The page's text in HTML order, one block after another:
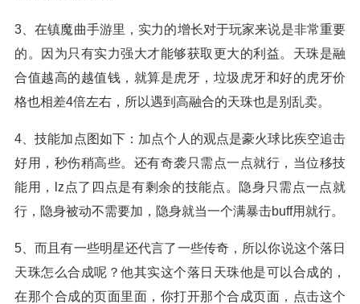
3、在镇魔曲手游里，实力的增长对于玩家来说是非常重要
的。因为只有实力强大才能够获取更大的利益。天珠是融
合值越高的越值钱，就算是虎牙，垃圾虎牙和好的虎牙价
格也相差4倍左右，所以遇到高融合的天珠也是别乱卖。
4、技能加点图如下：加点个人的观点是豪火球比疾空追击
好用，秒伤稍高些。还有奇袭只需点一点就行，当位移技
能用，lz点了四点是有剩余的技能点。隐身只需点一点就
行，隐身被动不需要加，隐身就当一个满暴击buff用就行。
5、而且有一些明星还代言了一些传奇，所以你说这个落日
天珠怎么合成呢？他其实这个落日天珠他是可以合成的，
在那个合成的页面里面，你打开那个合成页面，点击这个